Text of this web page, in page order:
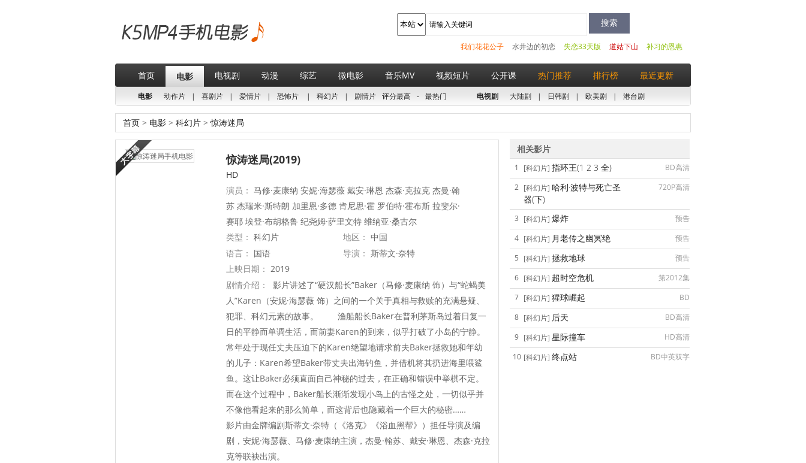
补习的恩惠
道姑下山
失恋33天版
水井边的初恋
我们花花公子
首页 电影 电视剧 动漫 综艺 微电影 音乐MV 视频短片 公开课 热门推荐 排行榜 最近更新
电影 动作片 | 喜剧片 | 爱情片 | 恐怖片 | 科幻片 | 剧情片 评分最高 - 最热门 电视剧 大陆剧 | 日韩剧 | 欧美剧 | 港台剧
首页 > 电影 > 科幻片 > 惊涛迷局
惊涛迷局(2019)
HD
演员： 马修·麦康纳 安妮·海瑟薇 戴安·琳恩 杰森·克拉克 杰曼·翰
苏 杰瑞米·斯特朗 加里恩·多德 肯尼思·霍 罗伯特·霍布斯 拉斐尔·
赛耶 埃登·布胡格鲁 纪尧姆·萨里文特 维纳亚·桑古尔
类型： 科幻片 地区： 中国
语言： 国语 导演： 斯蒂文·奈特
上映日期： 2019
剧情介绍：
影片讲述了“硬汉船长”Baker（马修·麦康纳 饰）与“蛇蝎美
人”Karen（安妮·海瑟薇 饰）之间的一个关于真相与救赎的充满悬疑、
犯罪、科幻元素的故事。 渔船船长Baker在普利茅斯岛过着日复一
日的平静而单调生活，而前妻Karen的到来，似乎打破了小岛的宁静。
常年处于现任丈夫压迫下的Karen绝望地请求前夫Baker拯救她和年幼
的儿子：Karen希望Baker带丈夫出海钓鱼，并借机将其扔进海里喂鲨
鱼。这让Baker必须直面自己神秘的过去，在正确和错误中举棋不定。
而在这个过程中，Baker船长渐渐发现小岛上的古怪之处，一切似乎并
不像他看起来的那么简单，而这背后也隐藏着一个巨大的秘密……
影片由金牌编剧斯蒂文·奈特（《洛克》《浴血黑帮》）担任导演及编
剧，安妮·海瑟薇、马修·麦康纳主演，杰曼·翰苏、戴安·琳恩、杰森·克拉
克等联袂出演。
相关影片
1 [科幻片] 指环王(1 2 3 全)
BD高清
2 [科幻片] 哈利·波特与死亡圣
器(下)
720P高清
3 [科幻片] 爆炸
预告
4 [科幻片] 月老传之幽冥绝
预告
5 [科幻片] 拯救地球
预告
6 [科幻片] 超时空危机
第2012集
7 [科幻片] 猩球崛起
BD
8 [科幻片] 后天
BD高清
9 [科幻片] 星际撞车
HD高清
10 [科幻片] 终点站 BD中英双字